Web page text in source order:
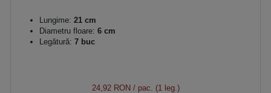
Lungime: 21 cm
Diametru floare: 6 cm
Legătură: 7 buc
24,92 RON/ pac. (1 leg.)